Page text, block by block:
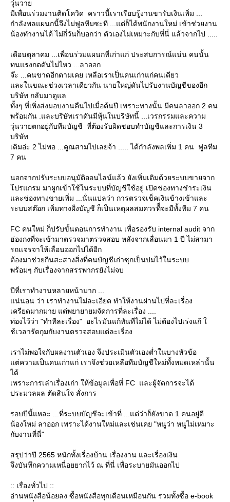
วุ่นวา
มีเพื่อนร่วมงานติดโควิด คราวนี้เราเรียบรู้งานขารับเงินเพิ่ม ...
กำลังพลแผนกนี้จึงไม่ฟูลทีมซะที ...แต่ก็ได้พนักงานใหม่ เข้าช่วยงาน
น้องทำงานได้ ไม่กี่วันก็บอกว่า ตัวเองไม่เหมาะกับที่นี่ แล้วจากไป .....
เดือนตุลาคม ...เพื่อนร่วมแผนกที่เก่าแก่ ประสบการณ์แน่น คนนั้น
ทนแรงกดดันไม่ไหว ...ลาออก
จ๊ะ ...คนขาดอีกตามเคย เหลือเราเป็นคนเก่าแก่คนเดียว
ละในขณะช่วงเวลาเดียวกัน นายใหญ่ดันไปรับงานบัญชีของอีก
บริษัท กลับมาดูแล
ทั้งๆ ที่เพิ่งส่งมอบงานคืนไปเมื่อต้นปี เพราะทางนั้น มีคนลาออก 2 คน
พร้อมกัน .และบริษัทเราดันมีหุ้นในบริษัทนี้ ...เวรกรรมและความ
วุ่นวายตกอยู่กับทีมบัญชี ที่ต้องรับผิดชอบทำบัญชีและการเงิน 3
บริษัท
เดิมอ่ะ 2 ไม่พอ ...คูณสามไปเลยจ้า ..... ได้กำลังพลเพิ่ม 1 คน ฟูลทีม
7 คน
นอกจากปรับระบบอนุมัติออนไลน์แล้ว ยังเพิ่มเติมด้วยระบบขายจาก
ปรแกรม มาผูกเข้าใช้ในระบบที่บัญชีใช้อยู่ เปิดช่องทางชำระเงิน
ละช่องทางขายเพิ่ม ...นั่นแปลว่า การตรวจเช็คเงินข้างเข้าและ
ระบบสต๊อก เพิ่มทางฝั่งบัญชี ก็เป็นเหตุผลสมควรทีี่จะมีทั้งทีม 7 คน
FC คนใหม่ ก็ปรับขั้นตอนการทำงาน เพื่อรองรับ internal audit จาก
ฮ่องกงที่จะเข้ามาตรวจมาตรวจสอบ หลังจากเลื่อนมา 1 ปี ไม่สามา
รถเเจรจาให้เลื่อนออกไปได้อีก
ต้องมาช่วยกีนสะสางสิ่งที่คนบัญชีเก่าซุกเป็นปมไว้ในระบบ
พร้อมๆ กับเรื่องจากสรรพากรยังไม่จบ
ปีที่เราทำงานหลายหน้ามาก ...
น่นอน ว่า เราทำงานไม่ละเอียด ทำให้งานผ่านไปที่ละเรื่อง
เครียดมากมาย แต่พยายายมจัดการที่ละเรื่อง ....
ท่องไว้ว่า "ทำทีละเรื่อง" อะไรมันแก้ทันทีไม่ได้ ไม่ต้องไปเร่งแก้
ช้เวลารัดกุมกับงานตรวจสอบแต่ละเรื่อง
เราไม่พอใจกับผลงานตัวเอง จึงประเมินตัวเองต่ำในบางหัวข้อ
ต่ความเป็นคนเก่าแก่ เราจึงช่วยเหลือทีมบัญชีใหม่ทั้งหมดเหล่านั้น
ได้
เพราะการเล่าเรื่องเก่า ให้ข้อมูลเพื่อที่ FC และผู้จัดการจะได้
ประมวลผล ตัดสินใจ สั่งการ
รอบปีนี้แหละ ...ที่ระบบบัญชีจะเข้าที่ ...แต่ว่าก็ยังขาด 1 คนอยู่ดี
น้องใหม่ ลาออก เพราะได้งานใหม่และเช่นเคย "หนูว่า หนูไม่เหมาะ
กับงานที่นี่"
สรุปว่าปี 2565 หนักทั้งเรื่องบ้าน เรื่องงาน และเรื่องเงิน
จึงบันทึกความเหนื่อยยากไว้ ณ ที่นี่ เพื่อระบายมันออกไป
:: เรื่องทั่วไป ::
อ่านหนังสือน้อยลง ซื้อหนังสือทุกเดือนเหมือนกัน รวมทั้งซื้อ e-book